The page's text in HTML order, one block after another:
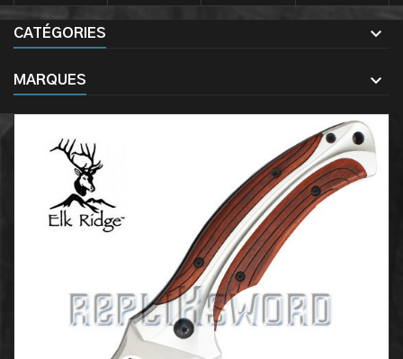
CATÉGORIES
MARQUES